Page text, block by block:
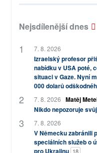
Nejsdílenější dnes
7. 8. 2026
Izraelský profesor
nabídku v USA poté,
situaci v Gaze. Nyní
000 dolarů
7. 8. 2026 Matěj
Nikdo nepozoruje
7. 8. 2026
V Německu zabránili
speciálních služeb o
pro Ukrajinu 18